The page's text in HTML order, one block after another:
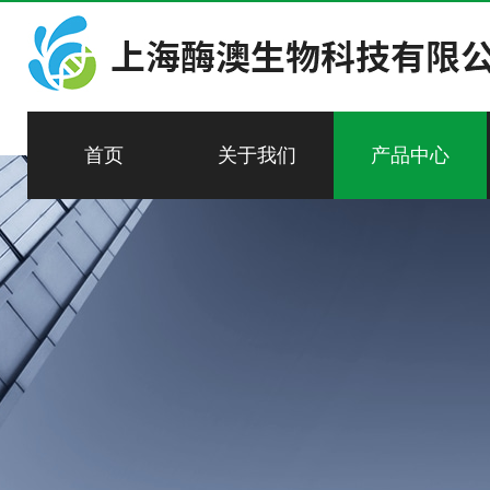
首页 关于我们 产品中心